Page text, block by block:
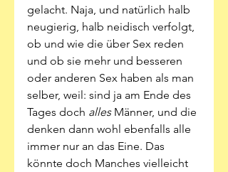
gelacht. Naja, und natürlich halb
neugierig, halb neidisch verfolgt,
ob und wie die über Sex reden
und ob sie mehr und besseren
oder anderen Sex haben als man
selber, weil: sind ja am Ende des
Tages doch alles Männer, und die
denken dann wohl ebenfalls alle
immer nur an das Eine. Das
könnte doch Manches vielleicht